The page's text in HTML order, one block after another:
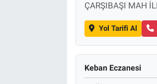
ÇARŞIBAŞI MAH
Yol Tarifi Al
Keban Eczanesi